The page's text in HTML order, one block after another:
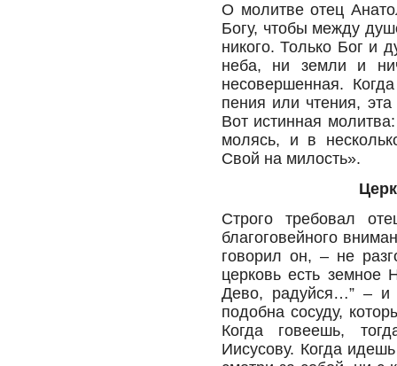
О молитве отец
Богу, чтобы между
никого. Только Бог и
неба, ни земли и
несовершенная.
пения или чтения,
Вот истинная
молясь, и в
Свой на милость».
Строго требовал
благоговейного
говорил он, – не
церковь есть земное
Дево, радуйся…” – и
подобна сосуду,
Когда говеешь,
Иисусову. Когда